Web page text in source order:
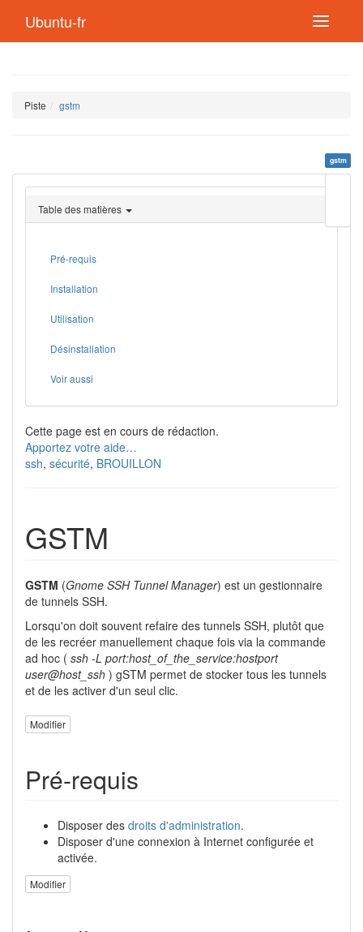
Ubuntu-fr
Piste gstm
gstm
page
Table des matières
Pré-requis
Installation
Utilisation
Désinstallation
Voir aussi
Cette page est en cours de rédaction.
Apportez votre aide…
ssh, sécurité, BROUILLON
GSTM
GSTM (Gnome SSH Tunnel Manager) est un gestionnaire
de tunnels SSH.
Lorsqu'on doit souvent refaire des tunnels SSH, plutôt que
de les recréer manuellement chaque fois via la commande
ad hoc ( ssh -L port:host_of_the_service:hostport
user@host_ssh ) gSTM permet de stocker tous les tunnels
et de les activer d'un seul clic.
Modifier
Pré-requis
Disposer des droits d'administration.
Disposer d'une connexion à Internet configurée et
activée.
Modifier